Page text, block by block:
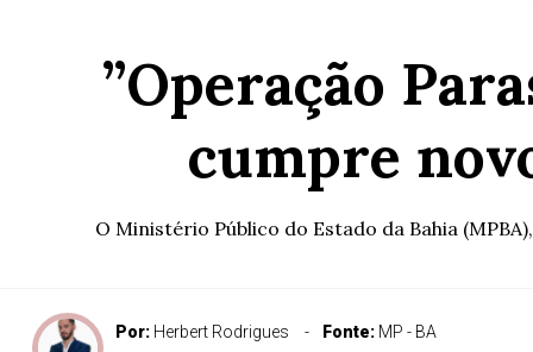
”Operação
cumpre
O Ministério Público do Estado da Bahia
Por: Herbert Rodrigues Fonte: MP - BA